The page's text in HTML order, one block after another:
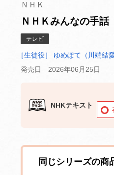
ＮＨＫ
ＮＨＫみんなの手
テレビ
［生徒役］ ゆめぽて（川端結
発売日 2026年06月25日
NHKテキスト
同じシリーズの商